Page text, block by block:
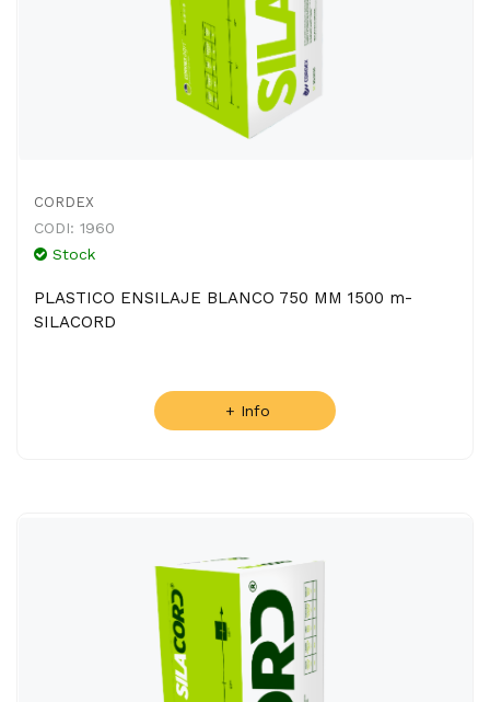
CORDEX
CODI: 1960
Stock
PLASTICO ENSILAJE BLANCO 750 MM 1500 m-
SILACORD
+ Info